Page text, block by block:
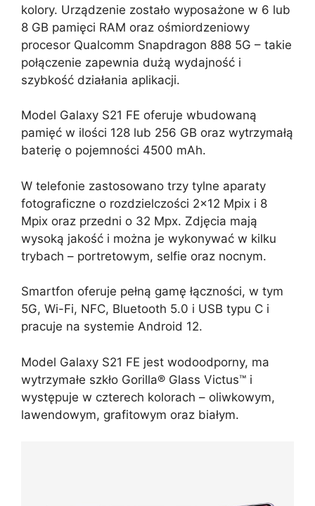
kolory. Urządzenie zostało wyposażone w 6 lub
8 GB pamięci RAM oraz ośmiordzeniowy
procesor Qualcomm Snapdragon 888 5G – takie
połączenie zapewnia dużą wydajność i
szybkość działania aplikacji.
Model Galaxy S21 FE oferuje wbudowaną
pamięć w ilości 128 lub 256 GB oraz wytrzymałą
baterię o pojemności 4500 mAh.
W telefonie zastosowano trzy tylne aparaty
fotograficzne o rozdzielczości 2×12 Mpix i 8
Mpix oraz przedni o 32 Mpx. Zdjęcia mają
wysoką jakość i można je wykonywać w kilku
trybach – portretowym, selfie oraz nocnym.
Smartfon oferuje pełną gamę łączności, w tym
5G, Wi-Fi, NFC, Bluetooth 5.0 i USB typu C i
pracuje na systemie Android 12.
Model Galaxy S21 FE jest wodoodporny, ma
wytrzymałe szkło Gorilla® Glass Victus™ i
występuje w czterech kolorach – oliwkowym,
lawendowym, grafitowym oraz białym.